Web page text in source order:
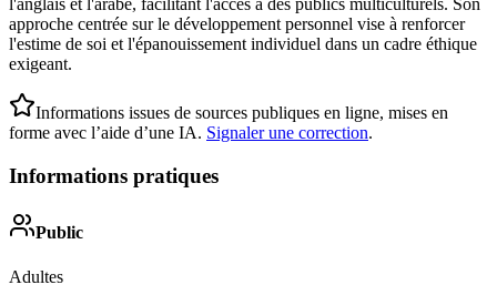
l'anglais et l'arabe, facilitant l'accès à des publics multiculturels. Son
approche centrée sur le développement personnel vise à renforcer
l'estime de soi et l'épanouissement individuel dans un cadre éthique
exigeant.
Informations issues de sources publiques en ligne, mises en
forme avec l’aide d’une IA. Signaler une correction.
Informations pratiques
Public
Adultes